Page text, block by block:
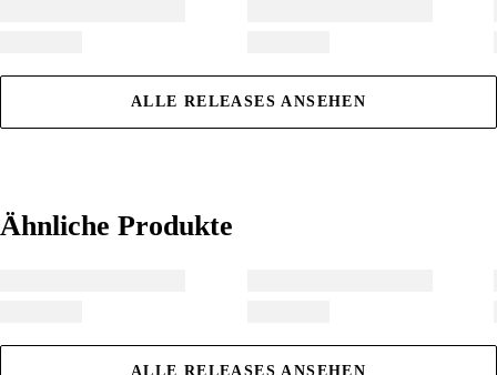
ALLE RELEASES ANSEHEN
Ähnliche Produkte
Ähnliche Produkte
ALLE RELEASES ANSEHEN